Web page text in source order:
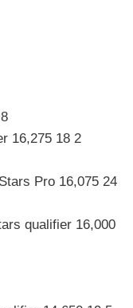
16,275 18 2
Pro 16,075 24
qualifier 16,000